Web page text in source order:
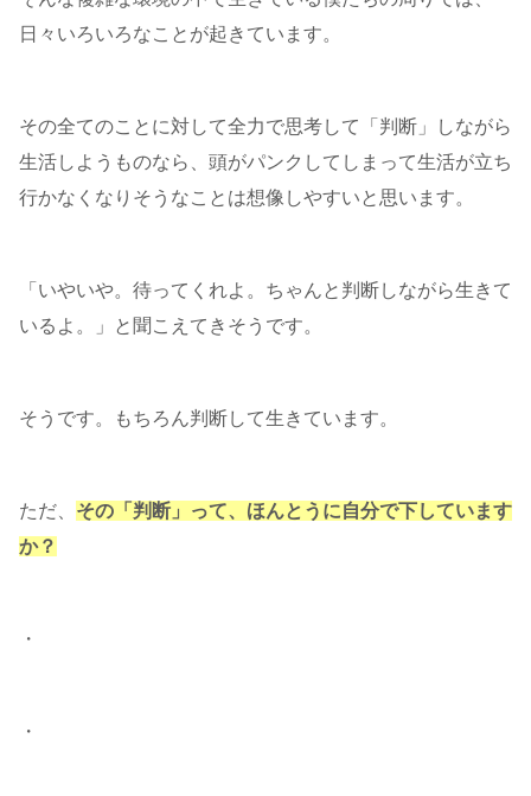
日々いろいろなことが起きています。
その全てのことに対して全力で思考して「判断」しながら
生活しようものなら、頭がパンクしてしまって生活が立ち
行かなくなりそうなことは想像しやすいと思います。
「いやいや。待ってくれよ。ちゃんと判断しながら生きて
いるよ。」と聞こえてきそうです。
そうです。もちろん判断して生きています。
ただ、 その「判断」って、ほんとうに自分で下しています
か？
・
・